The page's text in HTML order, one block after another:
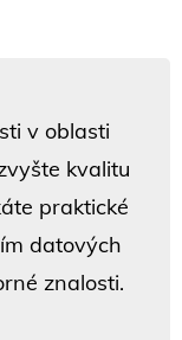
v oblasti
kvalitu
praktické
datových
znalosti.